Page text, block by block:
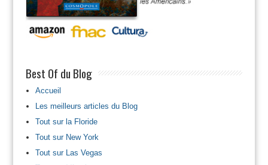
Best Of du Blog
Accueil
Les meilleurs articles du Blog
Tout sur la Floride
Tout sur New York
Tout sur Las Vegas